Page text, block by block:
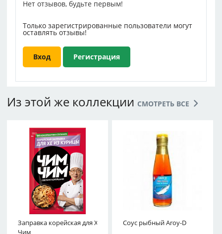
Нет отзывов, будьте первым!
Только зарегистрированные пользователи могут
оставлять отзывы!
Вход Регистрация
Из этой же коллекции СМОТРЕТЬ ВСЕ
Заправка корейская для Хе из курицы Чим-
Чим
Соус рыбный Aroy-D